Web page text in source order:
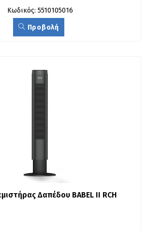
Κωδικός: 5510105016
Προβολή
Δαπέδου BABEL II RCH